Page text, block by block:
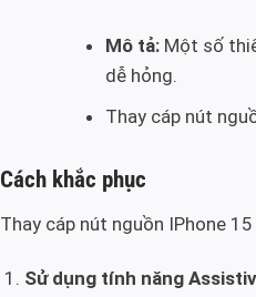
Mô tả: Một số
dễ hỏng.
Thay cáp nút
Cách khắc phục
Thay cáp nút nguồn IPhone 15
Sử dụng tính năng